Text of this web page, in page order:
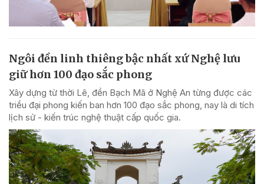
Ngôi đền linh thiêng bậc nhất xứ Nghệ lưu
giữ hơn 100 đạo sắc phong
Xây dựng từ thời Lê, đền Bạch Mã ở Nghệ An từng được các
triều đại phong kiến ban hơn 100 đạo sắc phong, nay là di tích
lịch sử - kiến trúc nghệ thuật cấp quốc gia.